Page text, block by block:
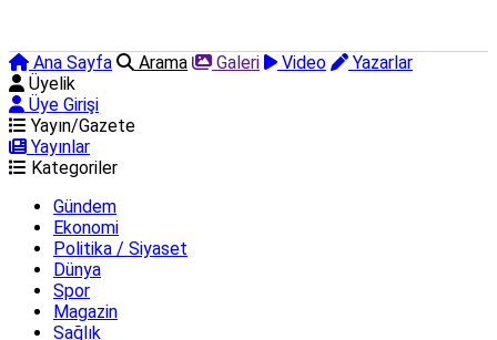
Ana Sayfa Arama Galeri Video
Yazarlar
Üyelik
Üye Girişi
Yayın/Gazete
Yayınlar
Kategoriler
Gündem
Ekonomi
Politika / Siyaset
Dünya
Spor
Magazin
Sağlık